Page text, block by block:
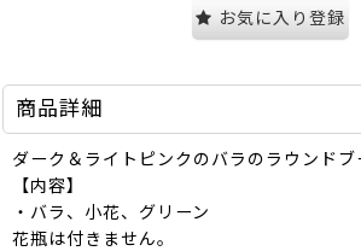
お気に入り登録
商品詳細
ダーク＆ライトピンクのバラのラウンドブ
【内容】
・バラ、小花、グリーン
花瓶は付きません。